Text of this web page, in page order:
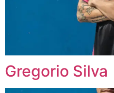
Gregorio Silva